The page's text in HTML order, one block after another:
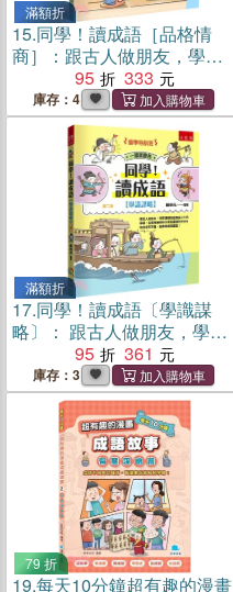
滿額折
15.同學！讀成語［品格情
商］：跟古人做朋友，學習
逆轉人生的領導力，從情境
幽默對白牢記成語和文言文
字音字形字義，國學常識呱
95 333
庫存：4
滿額折
17.同學！讀成語〔學識謀
略〕： 跟古人做朋友，學習
扭轉局面跑贏人生的策略，
從情境幽默對白牢記成語和
文言文字音字形字義，國學
常識頂呱呱！
95 361
庫存：3
79 折
19.每天10分鐘超有趣的漫畫